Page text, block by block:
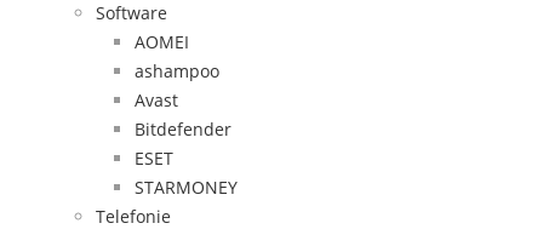
Software
AOMEI
ashampoo
Avast
Bitdefender
ESET
STARMONEY
Telefonie